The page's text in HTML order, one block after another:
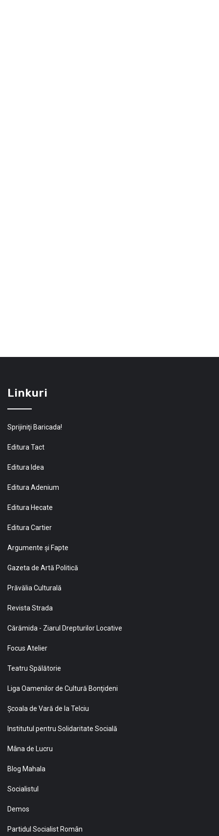
Linkuri
Sprijiniţi Baricada!
Editura Tact
Editura Idea
Editura Adenium
Editura Hecate
Editura Cartier
Argumente și Fapte
Gazeta de Artă Politică
Prăvălia Culturală
Revista Strada
Cărămida - Ziarul Drepturilor Locative
Focus Atelier
Teatru Spălătorie
Liga Oamenilor de Cultură Bonţideni
Şcoala de Vară de la Telciu
Institutul pentru Solidaritate Socială
Mâna de Lucru
Blog Mahala
Socialistul
Demos
Partidul Socialist Român